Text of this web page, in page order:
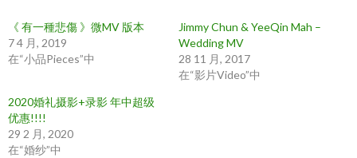
《 有一種悲傷 》微MV 版本
7 4 月, 2019
在“小品Pieces”中
Jimmy Chun & YeeQin Mah –
Wedding MV
28 11 月, 2017
在“影片Video”中
2020婚礼摄影+录影 年中超级
优惠!!!!
29 2 月, 2020
在“婚纱”中